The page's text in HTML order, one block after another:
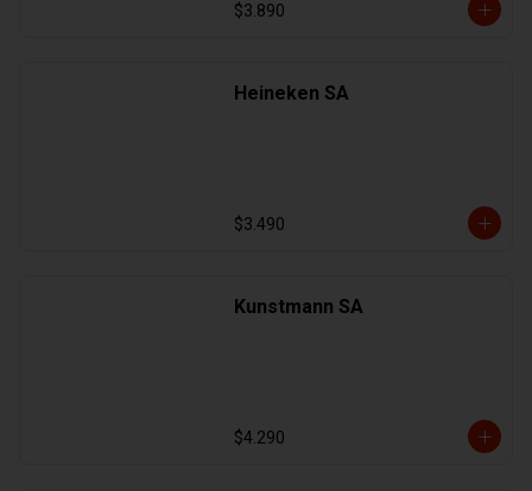
$3.890
Heineken SA
$3.490
Kunstmann SA
$4.290